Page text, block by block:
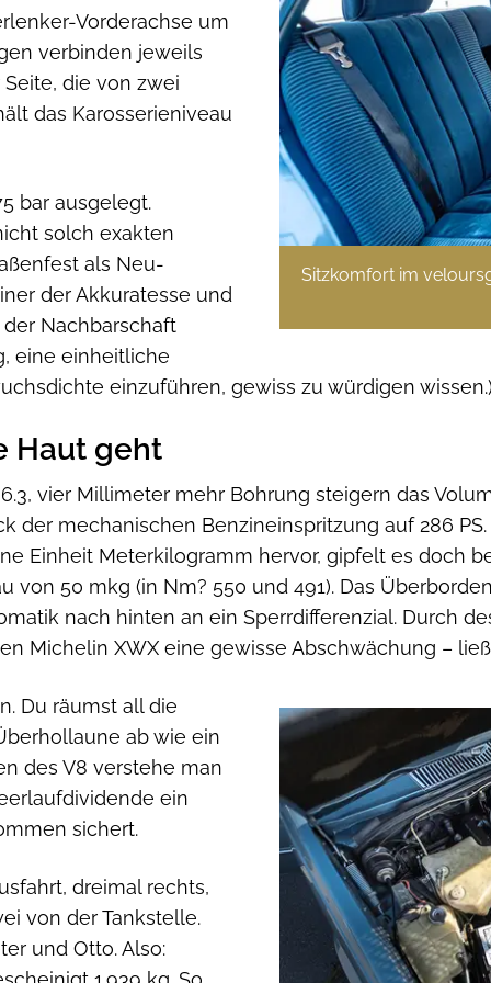
Sitzkomfort im
Vorderachse um
verbinden jeweils
die von zwei
das Karosserieniveau
bar ausgelegt.
solch exakten
als Neu-
der Akkuratesse und
Nachbarschaft
eine einheitliche
einzuführen, gewiss zu würdigen
Haut geht
vier Millimeter mehr Bohrung steigern das
der mechanischen Benzineinspritzung auf 286
Einheit Meterkilogramm hervor, gipfelt es doch
von 50 mkg (in Nm? 550 und 491). Das
nach hinten an ein Sperrdifferenzial. Durch
Michelin XWX eine gewisse Abschwächung –
Du räumst all die
ab wie ein
des V8 verstehe man
ein
sichert.
dreimal rechts,
von der Tankstelle.
und Otto. Also: